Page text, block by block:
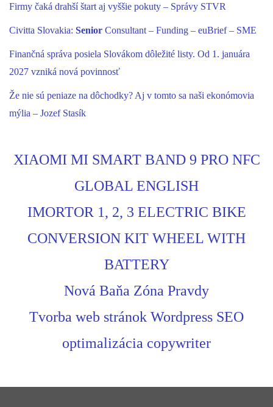
Firmy čaká drahší štart aj vyššie pokuty – Správy STVR
Civitta Slovakia: Senior Consultant – Funding – euBrief – SME
Finančná správa posiela Slovákom dôležité listy. Od 1. januára
2027 vzniká nová povinnosť
Že nie sú peniaze na dôchodky? Aj v tomto sa naši ekonómovia
mýlia – Jozef Stasík
XIAOMI MI SMART BAND 9 PRO NFC
GLOBAL ENGLISH
IMORTOR 1, 2, 3 ELECTRIC BIKE
CONVERSION KIT WHEEL WITH
BATTERY
Nová Baňa Zóna Pravdy
Tvorba web stránok Wordpress SEO
optimalizácia copywriter